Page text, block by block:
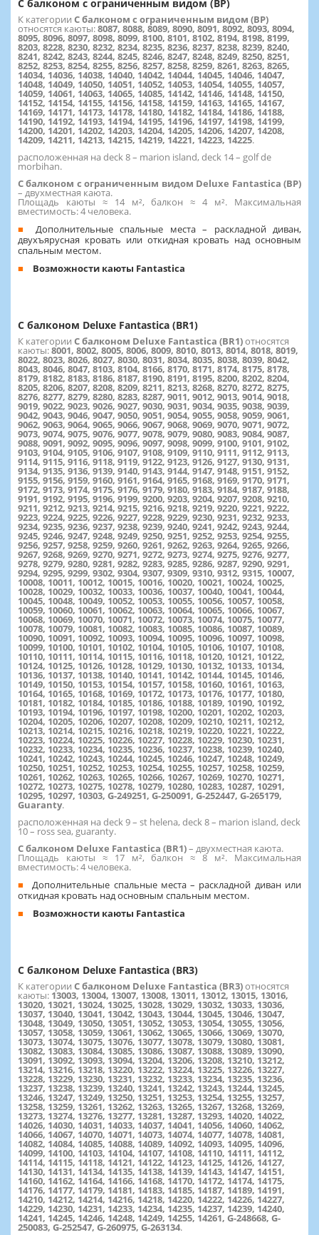
С балконом с ограниченным видом (BP)
К категории С балконом с ограниченным видом (BP)
относятся каюты:8087, 8088, 8089, 8090, 8091, 8092, 8093, 8094,
8095, 8096, 8097, 8098, 8099, 8100, 8101, 8102, 8194, 8198, 8199,
8203, 8228, 8230, 8232, 8234, 8235, 8236, 8237, 8238, 8239, 8240,
8241, 8242, 8243, 8244, 8245, 8246, 8247, 8248, 8249, 8250, 8251,
8252, 8253, 8254, 8255, 8256, 8257, 8258, 8259, 8261, 8263, 8265,
14034, 14036, 14038, 14040, 14042, 14044, 14045, 14046, 14047,
14048, 14049, 14050, 14051, 14052, 14053, 14054, 14055, 14057,
14059, 14061, 14063, 14065, 14085, 14142, 14146, 14148, 14150,
14152, 14154, 14155, 14156, 14158, 14159, 14163, 14165, 14167,
14169, 14171, 14173, 14178, 14180, 14182, 14184, 14186, 14188,
14190, 14192, 14193, 14194, 14195, 14196, 14197, 14198, 14199,
14200, 14201, 14202, 14203, 14204, 14205, 14206, 14207, 14208,
14209, 14211, 14213, 14215, 14219, 14221, 14223, 14225.
расположенная на deck 8 – marion island, deck 14 – golf de
morbihan.
С балконом c ограниченным видом Deluxe Fantastica (BP)
– двухместная каюта.
Площадь каюты ≈ 14 м², балкон ≈ 4 м². Максимальная
вместимость: 4 человека.
Дополнительные спальные места – раскладной диван,
двухъярусная кровать или откидная кровать над основным
спальным местом.
Возможности каюты Fantastica
С балконом Deluxe Fantastica (BR1)
К категории С балконом Deluxe Fantastica (BR1)относятся
каюты:8001, 8002, 8005, 8006, 8009, 8010, 8013, 8014, 8018, 8019,
8022, 8023, 8026, 8027, 8030, 8031, 8034, 8035, 8038, 8039, 8042,
8043, 8046, 8047, 8103, 8104, 8166, 8170, 8171, 8174, 8175, 8178,
8179, 8182, 8183, 8186, 8187, 8190, 8191, 8195, 8200, 8202, 8204,
8205, 8206, 8207, 8208, 8209, 8211, 8213, 8268, 8270, 8272, 8275,
8276, 8277, 8279, 8280, 8283, 8287, 9011, 9012, 9013, 9014, 9018,
9019, 9022, 9023, 9026, 9027, 9030, 9031, 9034, 9035, 9038, 9039,
9042, 9043, 9046, 9047, 9050, 9051, 9054, 9055, 9058, 9059, 9061,
9062, 9063, 9064, 9065, 9066, 9067, 9068, 9069, 9070, 9071, 9072,
9073, 9074, 9075, 9076, 9077, 9078, 9079, 9080, 9083, 9084, 9087,
9088, 9091, 9092, 9095, 9096, 9097, 9098, 9099, 9100, 9101, 9102,
9103, 9104, 9105, 9106, 9107, 9108, 9109, 9110, 9111, 9112, 9113,
9114, 9115, 9116, 9118, 9119, 9122, 9123, 9126, 9127, 9130, 9131,
9134, 9135, 9136, 9139, 9140, 9143, 9144, 9147, 9148, 9151, 9152,
9155, 9156, 9159, 9160, 9161, 9164, 9165, 9168, 9169, 9170, 9171,
9172, 9173, 9174, 9175, 9176, 9179, 9180, 9183, 9184, 9187, 9188,
9191, 9192, 9195, 9196, 9199, 9200, 9203, 9204, 9207, 9208, 9210,
9211, 9212, 9213, 9214, 9215, 9216, 9218, 9219, 9220, 9221, 9222,
9223, 9224, 9225, 9226, 9227, 9228, 9229, 9230, 9231, 9232, 9233,
9234, 9235, 9236, 9237, 9238, 9239, 9240, 9241, 9242, 9243, 9244,
9245, 9246, 9247, 9248, 9249, 9250, 9251, 9252, 9253, 9254, 9255,
9256, 9257, 9258, 9259, 9260, 9261, 9262, 9263, 9264, 9265, 9266,
9267, 9268, 9269, 9270, 9271, 9272, 9273, 9274, 9275, 9276, 9277,
9278, 9279, 9280, 9281, 9282, 9283, 9285, 9286, 9287, 9290, 9291,
9294, 9295, 9299, 9302, 9304, 9307, 9309, 9310, 9312, 9315, 10007,
10008, 10011, 10012, 10015, 10016, 10020, 10021, 10024, 10025,
10028, 10029, 10032, 10033, 10036, 10037, 10040, 10041, 10044,
10045, 10048, 10049, 10052, 10053, 10055, 10056, 10057, 10058,
10059, 10060, 10061, 10062, 10063, 10064, 10065, 10066, 10067,
10068, 10069, 10070, 10071, 10072, 10073, 10074, 10075, 10077,
10078, 10079, 10081, 10082, 10083, 10085, 10086, 10087, 10089,
10090, 10091, 10092, 10093, 10094, 10095, 10096, 10097, 10098,
10099, 10100, 10101, 10102, 10104, 10105, 10106, 10107, 10108,
10110, 10111, 10114, 10115, 10116, 10118, 10120, 10121, 10122,
10124, 10125, 10126, 10128, 10129, 10130, 10132, 10133, 10134,
10136, 10137, 10138, 10140, 10141, 10142, 10144, 10145, 10146,
10149, 10150, 10153, 10154, 10157, 10158, 10160, 10161, 10163,
10164, 10165, 10168, 10169, 10172, 10173, 10176, 10177, 10180,
10181, 10182, 10184, 10185, 10186, 10188, 10189, 10190, 10192,
10193, 10194, 10196, 10197, 10198, 10200, 10201, 10202, 10203,
10204, 10205, 10206, 10207, 10208, 10209, 10210, 10211, 10212,
10213, 10214, 10215, 10216, 10218, 10219, 10220, 10221, 10222,
10223, 10224, 10225, 10226, 10227, 10228, 10229, 10230, 10231,
10232, 10233, 10234, 10235, 10236, 10237, 10238, 10239, 10240,
10241, 10242, 10243, 10244, 10245, 10246, 10247, 10248, 10249,
10250, 10251, 10252, 10253, 10254, 10255, 10257, 10258, 10259,
10261, 10262, 10263, 10265, 10266, 10267, 10269, 10270, 10271,
10272, 10273, 10275, 10278, 10279, 10280, 10283, 10287, 10291,
10295, 10297, 10303, G-249251, G-250091, G-252447, G-265179,
Guaranty.
расположенная на deck 9 – st helena, deck 8 – marion island, deck
10 – ross sea, guaranty.
С балконом Deluxe Fantastica (BR1)– двухместная каюта.
Площадь каюты ≈ 17 м², балкон ≈ 8 м². Максимальная
вместимость: 4 человека.
Дополнительные спальные места – раскладной диван или
откидная кровать над основным спальным местом.
Возможности каюты Fantastica
С балконом Deluxe Fantastica (BR3)
К категории С балконом Deluxe Fantastica (BR3)относятся
каюты: 13003, 13004, 13007, 13008, 13011, 13012, 13015, 13016,
13020, 13021, 13024, 13025, 13028, 13029, 13032, 13033, 13036,
13037, 13040, 13041, 13042, 13043, 13044, 13045, 13046, 13047,
13048, 13049, 13050, 13051, 13052, 13053, 13054, 13055, 13056,
13057, 13058, 13059, 13061, 13062, 13065, 13066, 13069, 13070,
13073, 13074, 13075, 13076, 13077, 13078, 13079, 13080, 13081,
13082, 13083, 13084, 13085, 13086, 13087, 13088, 13089, 13090,
13091, 13092, 13093, 13094, 13204, 13206, 13208, 13210, 13212,
13214, 13216, 13218, 13220, 13222, 13224, 13225, 13226, 13227,
13228, 13229, 13230, 13231, 13232, 13233, 13234, 13235, 13236,
13237, 13238, 13239, 13240, 13241, 13242, 13243, 13244, 13245,
13246, 13247, 13249, 13250, 13251, 13253, 13254, 13255, 13257,
13258, 13259, 13261, 13262, 13263, 13265, 13267, 13268, 13269,
13273, 13274, 13276, 13277, 13281, 13287, 13293, 14020, 14022,
14026, 14030, 14031, 14033, 14037, 14041, 14056, 14060, 14062,
14066, 14067, 14070, 14071, 14073, 14074, 14077, 14078, 14081,
14082, 14084, 14085, 14088, 14089, 14092, 14093, 14095, 14096,
14099, 14100, 14103, 14104, 14107, 14108, 14110, 14111, 14112,
14114, 14115, 14118, 14121, 14122, 14123, 14125, 14126, 14127,
14130, 14131, 14134, 14135, 14138, 14139, 14143, 14147, 14151,
14160, 14162, 14164, 14166, 14168, 14170, 14172, 14174, 14175,
14176, 14177, 14179, 14181, 14183, 14185, 14187, 14189, 14191,
14210, 14212, 14214, 14216, 14218, 14220, 14222, 14226, 14227,
14229, 14230, 14231, 14233, 14234, 14235, 14237, 14239, 14240,
14241, 14245, 14246, 14248, 14249, 14255, 14261, G-248668, G-
250083, G-252547, G-260975, G-263134.